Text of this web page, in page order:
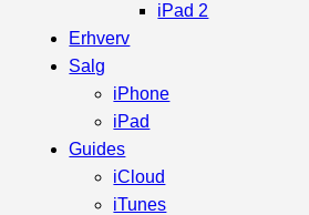
iPad 2
Erhverv
Salg
iPhone
iPad
Guides
iCloud
iTunes